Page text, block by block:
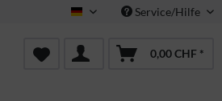
Deutsch Service/Hilfe
0,00 CHF *